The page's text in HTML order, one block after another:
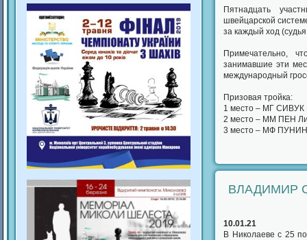
Пятнадцать
швейцарской
за каждый ход
Примечательно,
занимавшие эти
международный
Призовая тройка:
1 место – МГ СИВУК
2 место – ММ ПЕН
3 место – МФ ПУНИН
ВЛАДИМИР
10.01.21
В Николаеве с 25